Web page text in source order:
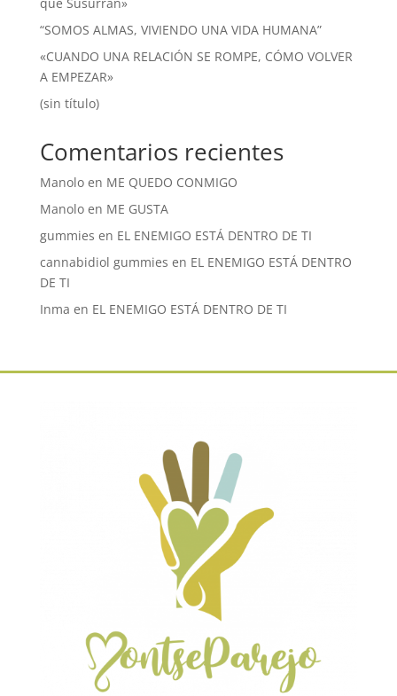
“SOMOS ALMAS, VIVIENDO UNA VIDA HUMANA”
«CUANDO UNA RELACIÓN SE ROMPE, CÓMO VOLVER
A EMPEZAR»
(sin título)
Comentarios recientes
Manoloen ME QUEDO CONMIGO
Manoloen ME GUSTA
gummies en EL ENEMIGO ESTÁ DENTRO DE TI
cannabidiol gummies en EL ENEMIGO ESTÁ DENTRO
DE TI
Inma en EL ENEMIGO ESTÁ DENTRO DE TI